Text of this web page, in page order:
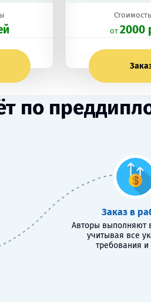
oт 2000
по
Заказ в
Авторы выполняют
учитывая все
требования и